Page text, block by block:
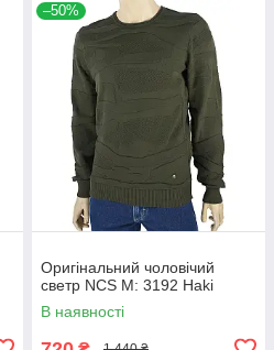
–50%
Оригінальний чоловічий
светр NCS M: 3192 Haki
В наявності